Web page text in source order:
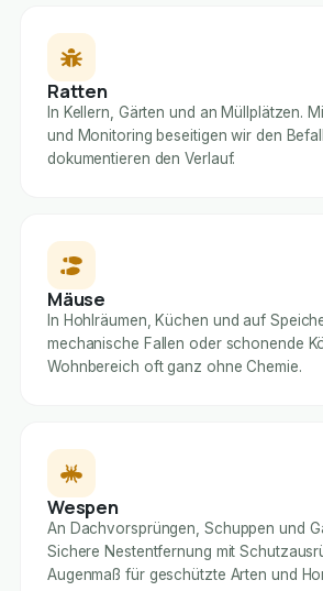
Ratten
In Kellern, Gärten und an Müllplätzen.
und Monitoring beseitigen wir den
dokumentieren den Verlauf.
Mäuse
In Hohlräumen, Küchen und auf
mechanische Fallen oder schonende
Wohnbereich oft ganz ohne Chemie.
Wespen
An Dachvorsprüngen, Schuppen und
Sichere Nestentfernung mit
Augenmaß für geschützte Arten und